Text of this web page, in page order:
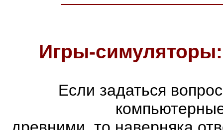
Игры-
Если задаться